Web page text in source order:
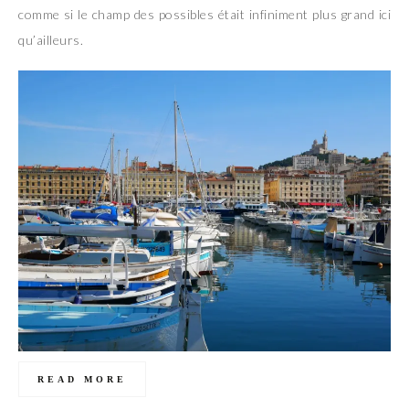
comme si le champ des possibles était infiniment plus grand ici
qu’ailleurs.
READ MORE